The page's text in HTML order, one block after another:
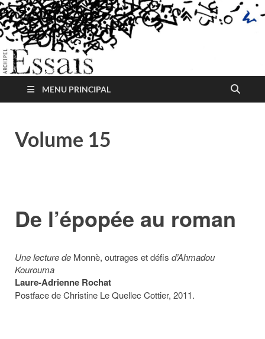
MENU PRINCIPAL
Volume 15
De l’épopée au roman
Une lecture de Monnè, outrages et défis d’Ahmadou
Kourouma
Laure-Adrienne Rochat
Postface de Christine Le Quellec Cottier, 2011.